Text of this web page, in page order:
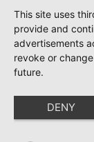
This site uses
provide and
advertisements
revoke or
future.
DENY